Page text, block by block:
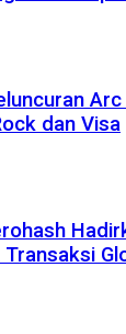
dan Visa